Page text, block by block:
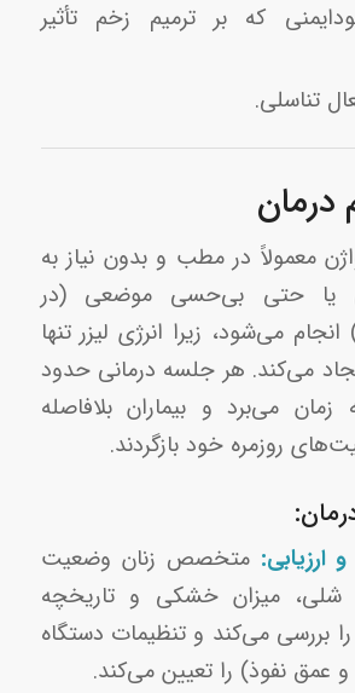
که بر ترمیم زخم تأثیر
تناسلی.
درمان
معمولاً در مطب و بدون نیاز به
یا حتی بی‌حسی موضعی (در
می‌شود، زیرا انرژی لیزر تنها
می‌کند. هر جلسه درمانی حدود
دقیقه زمان می‌برد و بیماران بلافاصله
روزمره خود بازگردند.
ارزیابی: متخصص زنان وضعیت
شلی، میزان خشکی و تاریخچه
بررسی می‌کند و تنظیمات دستگاه
عمق نفوذ) را تعیین می‌کند.